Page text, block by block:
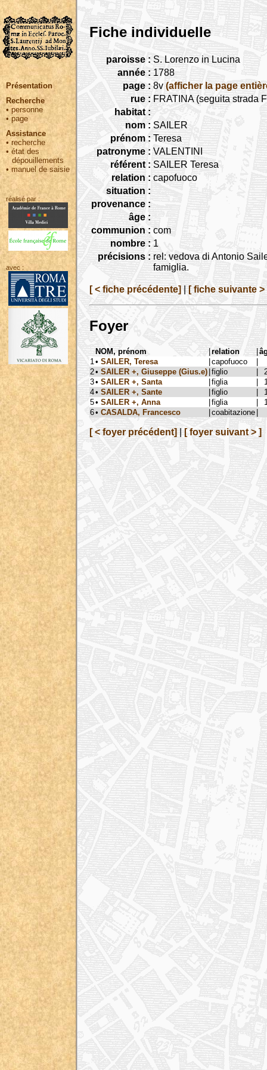
Présentation
Recherche
• personne
•page
Assistance
• recherche
•état des
dépouillements
•manuel de saisie
réalisé par :
avec :
Fiche individuelle
paroisse : S. Lorenzo in Lucina
année : 1788
page : 8v (afficher la page
rue : FRATINA (seguita strada
habitat :
nom : SAILER
prénom : Teresa
patronyme : VALENTINI
référent : SAILER Teresa
relation : capofuoco
situation :
provenance :
âge :
communion : com
nombre : 1
précisions : rel: vedova di Antonio
famiglia.
[ < fiche précédente] [ fiche suivante >
Foyer
NOM, prénom |relation |
1 • SAILER, Teresa |capofuoco
|
2• SAILER +, Giuseppe (Gius.e) |figlio |
3• SAILER +, Santa |figlia |
4• SAILER +, Sante |figlio |
5• SAILER +, Anna |figlia |
6• CASALDA, Francesco |coabitazione |
[ < foyer précédent] [ foyer suivant > ]